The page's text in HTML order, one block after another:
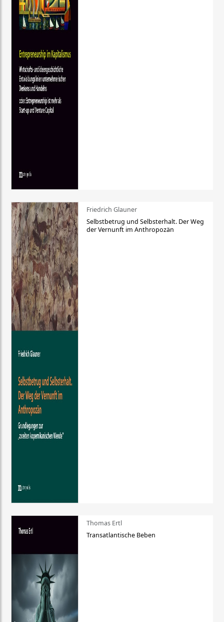
Friedrich Glauner
Selbstbetrug und Selbsterhalt. Der Weg
der Vernunft im Anthropozän
Thomas Ertl
Transatlantische Beben